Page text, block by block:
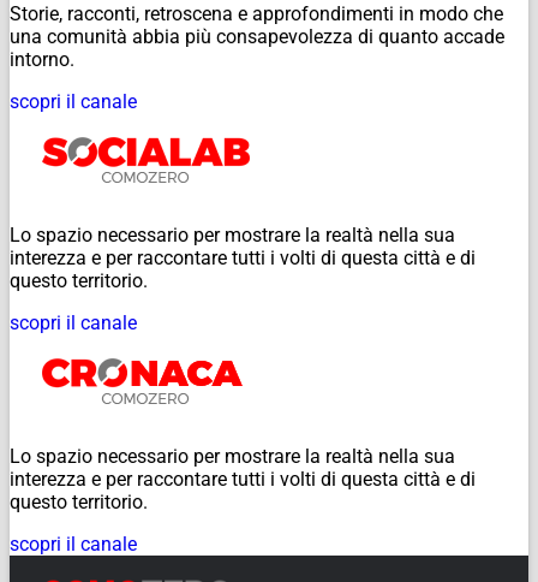
Storie, racconti, retroscena e approfondimenti in modo che
una comunità abbia più consapevolezza di quanto accade
intorno.
scopri il canale
Lo spazio necessario per mostrare la realtà nella sua
interezza e per raccontare tutti i volti di questa città e di
questo territorio.
scopri il canale
Lo spazio necessario per mostrare la realtà nella sua
interezza e per raccontare tutti i volti di questa città e di
questo territorio.
scopri il canale